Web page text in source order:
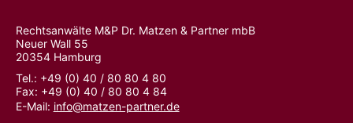
Rechtsanwälte M&P Dr. Matzen & Partner mbB
Neuer Wall 55
20354 Hamburg
Tel.: +49 (0) 40 / 80 80 4 80
Fax: +49 (0) 40 / 80 80 4 84
E-Mail: info@matzen-partner.de